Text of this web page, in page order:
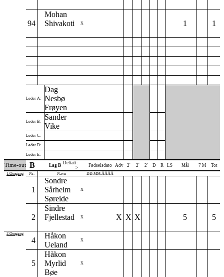
94
Mohan
Shivakoti
X 1 1
Leder A:
Dag
Nesbø
Frøyen
Leder B:
Sander
Vike
Leder C:
Leder D:
Leder E:
Time-out B Lag B Deltatt:
>
Fødselsdato Adv 2' 2' 2' D R LS Mål 7 M Tot
1.Omgang Nr. Navn DD.MM.ÅÅÅÅ
1
Sondre
Sårheim
Søreide
X
2
Sindre
Fjellestad
X X X X 5 5
2.Omgang
4
Håkon
Ueland
X
5
Håkon
Myrlid
Bøe
X